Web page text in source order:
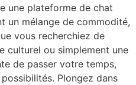
une plateforme de chat
un mélange de commodité,
vous recherchiez de
culturel ou simplement une
de passer votre temps,
Plongez dans